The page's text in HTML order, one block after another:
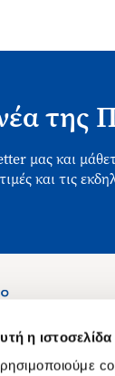
η
της
μας και
και τις